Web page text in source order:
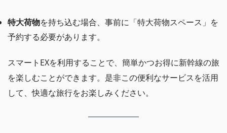
特大荷物を持ち込む場合、事前に「特大荷物スペース」を
予約する必要があります。
スマートEXを利用することで、簡単かつお得に新幹線の旅
を楽しむことができます。是非この便利なサービスを活用
して、快適な旅行をお楽しみください。